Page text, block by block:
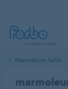
Marmoleum Solid